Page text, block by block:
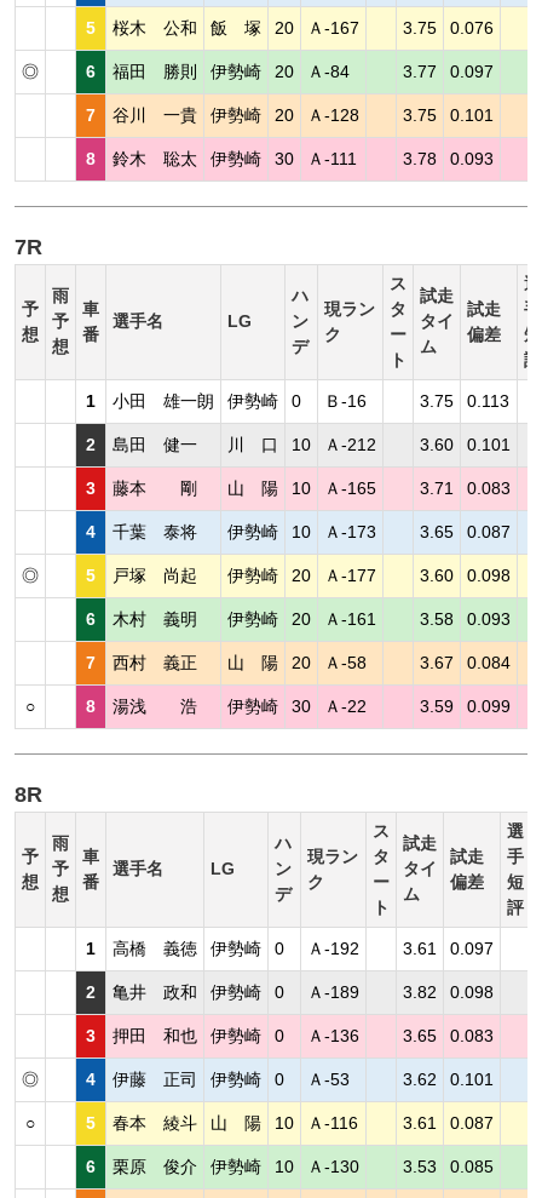
5 桜木 公和 飯 塚 20 Ａ-167 3.75 0.076
◎ 6 福田 勝則 伊勢崎 20 Ａ-84 3.77 0.097
7 谷川 一貴 伊勢崎 20 Ａ-128 3.75 0.101
8 鈴木 聡太 伊勢崎 30 Ａ-111 3.78 0.093
7R
予
想
雨
予
想
車
番
選手名 LG
ハ
ン
デ
現ラン
ク
ス
タ
ー
ト
試走
タイ
ム
試走
偏差
選
手
短
評
1 小田 雄一朗 伊勢崎 0 Ｂ-16 3.75 0.113
2 島田 健一 川 口 10 Ａ-212 3.60 0.101
3 藤本 剛 山 陽 10 Ａ-165 3.71 0.083
4 千葉 泰将 伊勢崎 10 Ａ-173 3.65 0.087
◎ 5 戸塚 尚起 伊勢崎 20 Ａ-177 3.60 0.098
6 木村 義明 伊勢崎 20 Ａ-161 3.58 0.093
7 西村 義正 山 陽 20 Ａ-58 3.67 0.084
○ 8 湯浅 浩 伊勢崎 30 Ａ-22 3.59 0.099
8R
予
想
雨
予
想
車
番
選手名 LG
ハ
ン
デ
現ラン
ク
ス
タ
ー
ト
試走
タイ
ム
試走
偏差
選
手
短
評
1 高橋 義徳 伊勢崎 0 Ａ-192 3.61 0.097
2 亀井 政和 伊勢崎 0 Ａ-189 3.82 0.098
3 押田 和也 伊勢崎 0 Ａ-136 3.65 0.083
◎ 4 伊藤 正司 伊勢崎 0 Ａ-53 3.62 0.101
○ 5 春本 綾斗 山 陽 10 Ａ-116 3.61 0.087
6 栗原 俊介 伊勢崎 10 Ａ-130 3.53 0.085